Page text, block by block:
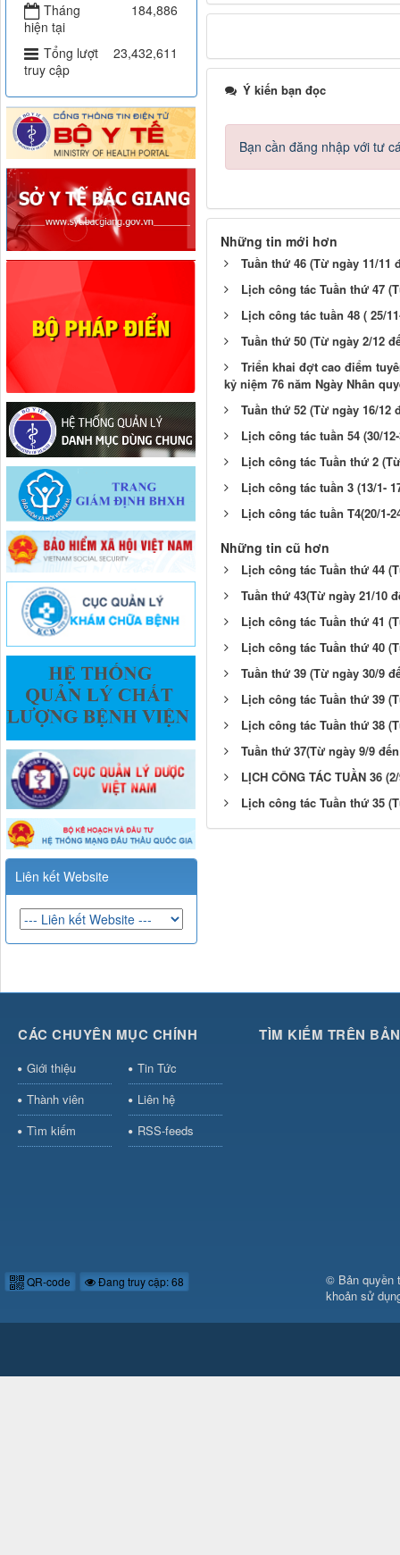
Ý kiến bạn đọc
Bạn cần đăng nhập với tư
Những tin mới hơn
Tuần thứ 46 (Từ ngày 11/11
Lịch công tác Tuần thứ 47
Lịch công tác tuần 48 ( 25/
Tuần thứ 50 (Từ ngày 2/12
Triển khai đợt cao điểm
kỷ niệm 76 năm Ngày Nhân
Tuần thứ 52 (Từ ngày 16/12
Lịch công tác tuần 54 (30/
Lịch công tác Tuần thứ 2
Lịch công tác tuần 3 (13/1-
Lịch công tác tuần T4(20/1-
Những tin cũ hơn
Lịch công tác Tuần thứ 44
Tuần thứ 43(Từ ngày 21/10
Lịch công tác Tuần thứ 41
Lịch công tác Tuần thứ 40
Tuần thứ 39 (Từ ngày 30/9
Lịch công tác Tuần thứ 39
Lịch công tác Tuần thứ 38
Tuần thứ 37(Từ ngày 9/9
LỊCH CÔNG TÁC TUẦN 36
Lịch công tác Tuần thứ 35
Tháng
hiện tại
184,886
Tổng lượt
truy cập
23,432,611
Liên kết Website
CÁC CHUYÊN MỤC CHÍNH
Giới thiệu
Tin Tức
Thành viên
Liên hệ
Tìm kiếm
RSS-feeds
TÌM KIẾM TRÊN
QR-code Đang truy cập: 68
© Bản quyền
khoản sử